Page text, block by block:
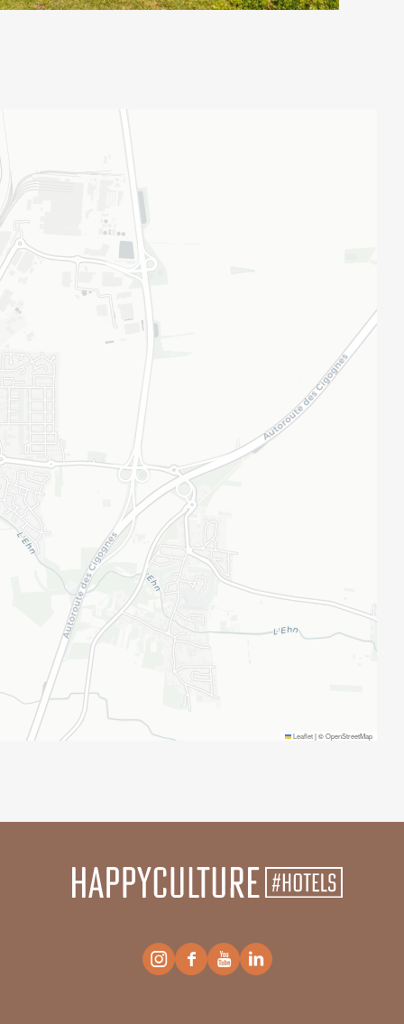
Leaflet|©OpenStreetMap